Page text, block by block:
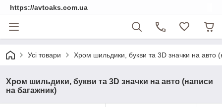
https://avtoaks.com.ua
Усі товари Хром шильдики, букви та 3D значки на авто
Хром шильдики, букви та 3D значки на авто (написи
на багажник)